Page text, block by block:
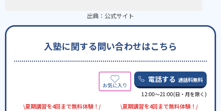
出典： 公式サイト
入塾に関する問い合わせはこちら
電話する 通話料無料
12:00～21:00(日・月を除く)
\夏期講習を4回まで無料体験！/ \夏期講習を4回まで無料体験！/